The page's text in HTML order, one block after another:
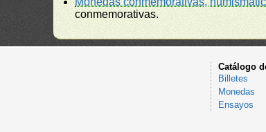
conmemorativas.
Catálogo
Billetes
Monedas
Ensayos